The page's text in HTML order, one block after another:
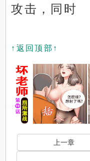
攻击，同时
↑返回顶部↑
上一章